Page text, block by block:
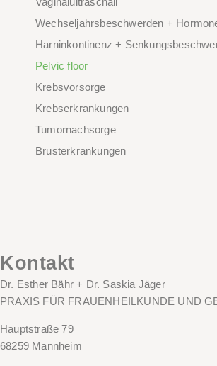
Wechseljahrsbeschwerden +
Harninkontinenz +
Pelvic floor
Krebsvorsorge
Krebserkrankungen
Tumornachsorge
Brusterkrankungen
Kontakt
Dr. Esther Bähr + Dr. Saskia Jäger
PRAXIS FÜR FRAUENHEILKUNDE UND
Hauptstraße 79
68259 Mannheim